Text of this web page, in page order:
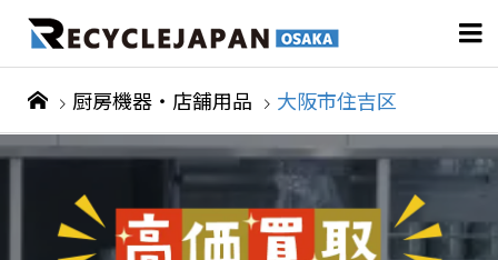

厨房機器・店舗用品 大阪市住吉区